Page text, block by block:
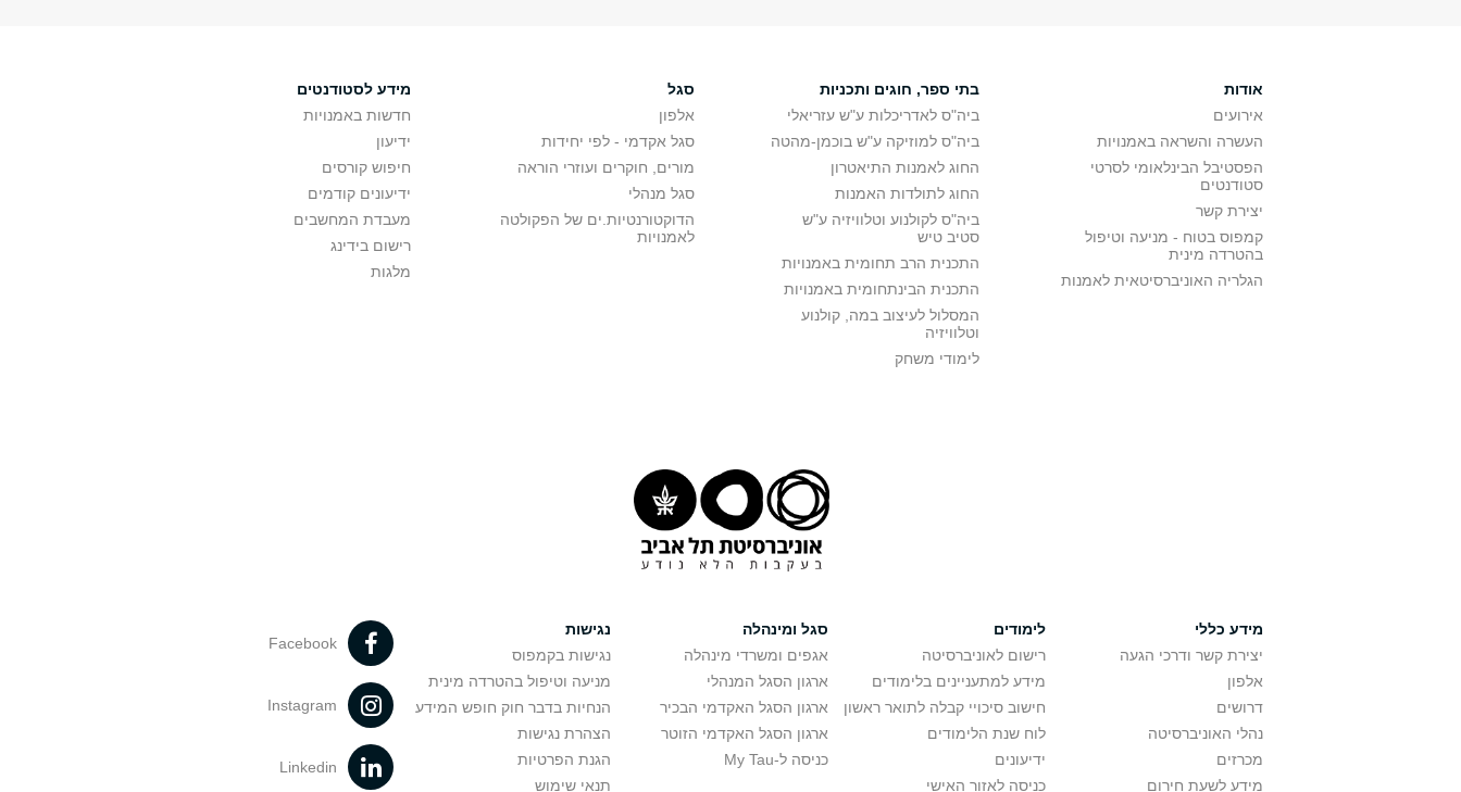
אודות
אירועים
העשרה והשראה באמנויות
הפסטיבל הבינלאומי לסרטי
סטודנטים
יצירת קשר
קמפוס בטוח - מניעה וטיפול
בהטרדה מינית
הגלריה האוניברסיטאית לאמנות
בתי ספר, חוגים ותכניות
ביה"ס לאדריכלות ע"ש עזריאלי
ביה"ס למוזיקה ע"ש בוכמן-מהטה
החוג לאמנות התיאטרון
החוג לתולדות האמנות
ביה"ס לקולנוע וטלוויזיה ע"ש
סטיב טיש
התכנית הרב תחומית באמנויות
התכנית הבינתחומית באמנויות
המסלול לעיצוב במה, קולנוע
וטלוויזיה
לימודי משחק
סגל
אלפון
סגל אקדמי - לפי יחידות
מורים, חוקרים ועוזרי הוראה
סגל מנהלי
הדוקטורנטיות.ים של הפקולטה
לאמנויות
מידע לסטודנטים
חדשות באמנויות
ידיעון
חיפוש קורסים
ידיעונים קודמים
מעבדת המחשבים
רישום בידינג
מלגות
מידע כללי
יצירת קשר ודרכי הגעה
אלפון
דרושים
נהלי האוניברסיטה
מכרזים
מידע לשעת חירום
לימודים
רישום לאוניברסיטה
מידע למתעניינים בלימודים
חישוב סיכויי קבלה לתואר ראשון
לוח שנת הלימודים
ידיעונים
כניסה לאזור האישי
סגל ומינהלה
אגפים ומשרדי מינהלה
ארגון הסגל המנהלי
ארגון הסגל האקדמי הבכיר
ארגון הסגל האקדמי הזוטר
כניסה ל-My Tau
נגישות
נגישות בקמפוס
מניעה וטיפול בהטרדה מינית
הנחיות בדבר חוק חופש המידע
הצהרת נגישות
הגנת הפרטיות
תנאי שימוש
Facebook
Instagram
Linkedin